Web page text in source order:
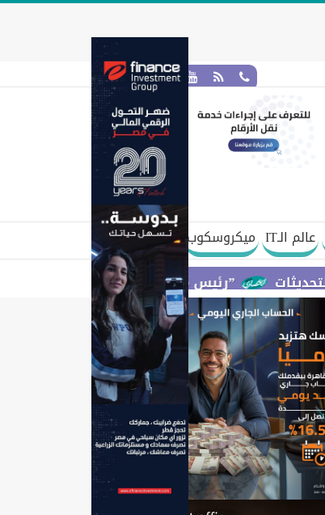
عالم الـIT
ميكروسكوب
”رئيس مجلس القضاء الأعلى” يتعاون مع ”الهيئة